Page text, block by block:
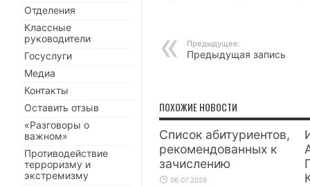
Предыдущее:
Предыдущая запись
ПОХОЖИЕ НОВОСТИ
Список абитуриентов,
рекомендованных к
зачислению
06.07.2026
Отделения
Классные
руководители
Госуслуги
Медиа
Контакты
Оставить отзыв
«Разговоры о
важном»
Противодействие
терроризму и
экстремизму